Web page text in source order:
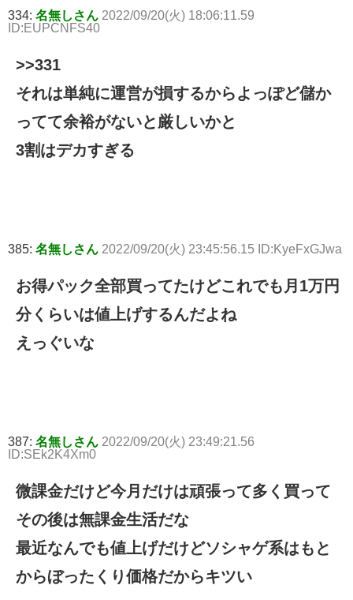
334: 名無しさん 2022/09/20(火) 18:06:11.59
ID:EUPCNFS40
>>331
それは単純に運営が損するからよっぽど儲か
ってて余裕がないと厳しいかと
3割はデカすぎる
385: 名無しさん 2022/09/20(火) 23:45:56.15 ID:KyeFxGJwa
お得パック全部買ってたけどこれでも月1万円
分くらいは値上げするんだよね
えっぐいな
387: 名無しさん 2022/09/20(火) 23:49:21.56
ID:SEk2K4Xm0
微課金だけど今月だけは頑張って多く買って
その後は無課金生活だな
最近なんでも値上げだけどソシャゲ系はもと
からぼったくり価格だからキツい